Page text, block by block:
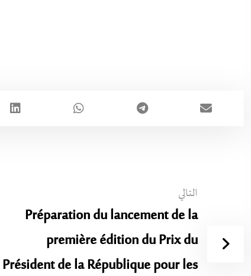
التالي
Préparation du lancement de la
première édition du Prix du
Président de la République pour les